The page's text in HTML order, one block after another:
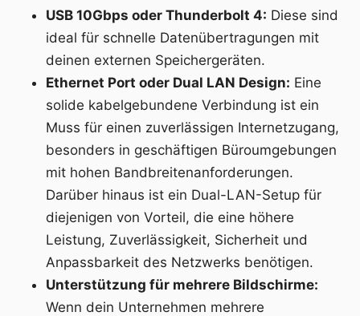
USB 10Gbps oder Thunderbolt 4: Diese sind
ideal für schnelle Datenübertragungen mit
deinen externen Speichergeräten.
Ethernet Port oder Dual LAN Design: Eine
solide kabelgebundene Verbindung ist ein
Muss für einen zuverlässigen Internetzugang,
besonders in geschäftigen Büroumgebungen
mit hohen Bandbreitenanforderungen.
Darüber hinaus ist ein Dual-LAN-Setup für
diejenigen von Vorteil, die eine höhere
Leistung, Zuverlässigkeit, Sicherheit und
Anpassbarkeit des Netzwerks benötigen.
Unterstützung für mehrere Bildschirme:
Wenn dein Unternehmen mehrere